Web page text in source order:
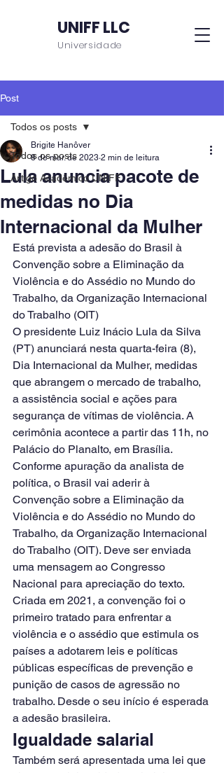
UNIFF LLC
Universidade
Post
Todos os posts
Artigo Acadêmico UNIFF
Todos os posts
Lula anuncia pacote de
medidas no Dia
Internacional da Mulher
Brigite Hanôver
8 de mar. de 2023 2 min de leitura
Está prevista a adesão do Brasil à
Convenção sobre a Eliminação da
Violência e do Assédio no Mundo do
Trabalho, da Organização Internacional
do Trabalho (OIT)
O presidente Luiz Inácio Lula da Silva
(PT) anunciará nesta quarta-feira (8),
Dia Internacional da Mulher, medidas
que abrangem o mercado de trabalho,
a assistência social e ações para
segurança de vítimas de violência. A
cerimônia acontece a partir das 11h, no
Palácio do Planalto, em Brasília.
Conforme apuração da analista de
política, o Brasil vai aderir à
Convenção sobre a Eliminação da
Violência e do Assédio no Mundo do
Trabalho, da Organização Internacional
do Trabalho (OIT). Deve ser enviada
uma mensagem ao Congresso
Nacional para apreciação do texto.
Criada em 2021, a convenção foi o
primeiro tratado para enfrentar a
violência e o assédio que estimula os
países a adotarem leis e políticas
públicas específicas de prevenção e
punição de casos de agressão no
trabalho. Desde o seu início é esperada
a adesão brasileira.
Igualdade salarial
Também será apresentada uma lei que